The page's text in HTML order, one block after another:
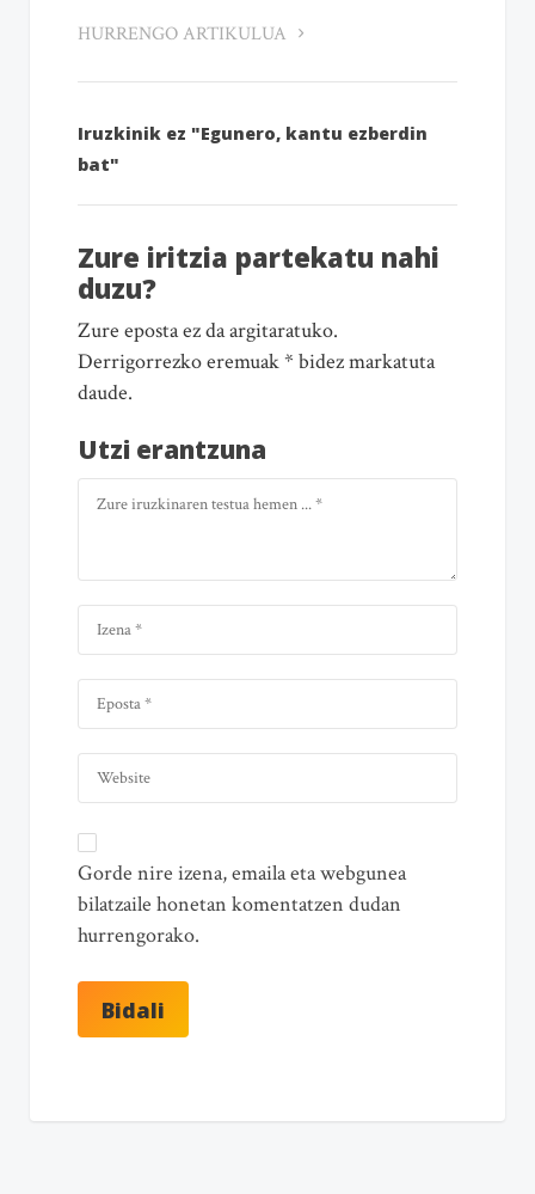
HURRENGO ARTIKULUA
Iruzkinik ez "Egunero, kantu ezberdin
bat"
Zure iritzia partekatu nahi
duzu?
Zure eposta ez da argitaratuko.
Derrigorrezko eremuak * bidez markatuta
daude.
Utzi erantzuna
Gorde nire izena, emaila eta webgunea
bilatzaile honetan komentatzen dudan
hurrengorako.